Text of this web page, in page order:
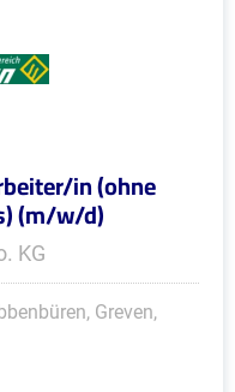
in (ohne
(m/w/d)
KG
Greven,